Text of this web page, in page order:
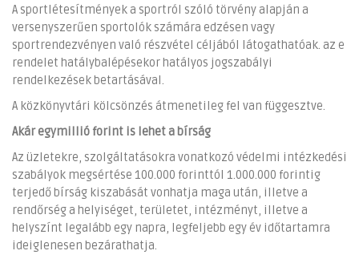
A sportlétesítmények a sportról szóló törvény alapján a
versenyszerűen sportolók számára edzésen vagy
sportrendezvényen való részvétel céljából látogathatóak. az e
rendelet hatálybalépésekor hatályos jogszabályi
rendelkezések betartásával.
A közkönyvtári kölcsönzés átmenetileg fel van függesztve.
Akár egymillió forint is lehet a bírság
Az üzletekre, szolgáltatásokra vonatkozó védelmi intézkedési
szabályok megsértése 100.000 forinttól 1.000.000 forintig
terjedő bírság kiszabását vonhatja maga után, illetve a
rendőrség a helyiséget, területet, intézményt, illetve a
helyszínt legalább egy napra, legfeljebb egy év időtartamra
ideiglenesen bezárathatja.